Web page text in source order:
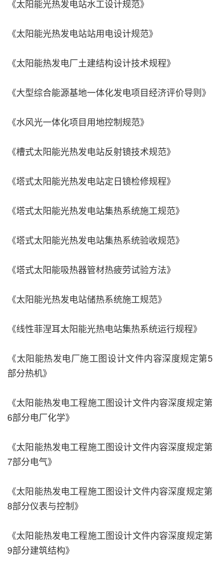
《太阳能光热发电站水工设计规范》
《太阳能光热发电站站用电设计规范》
《太阳能热发电厂土建结构设计技术规程》
《大型综合能源基地一体化发电项目经济评价导则》
《水风光一体化项目用地控制规范》
《槽式太阳能光热发电站反射镜技术规范》
《塔式太阳能光热发电站定日镜检修规程》
《塔式太阳能光热发电站集热系统施工规范》
《塔式太阳能光热发电站集热系统验收规范》
《塔式太阳能吸热器管材热疲劳试验方法》
《太阳能光热发电站储热系统施工规范》
《线性菲涅耳太阳能光热电站集热系统运行规程》
《太阳能热发电厂施工图设计文件内容深度规定第5
部分热机》
《太阳能热发电工程施工图设计文件内容深度规定第
6部分电厂化学》
《太阳能热发电工程施工图设计文件内容深度规定第
7部分电气》
《太阳能热发电工程施工图设计文件内容深度规定第
8部分仪表与控制》
《太阳能热发电工程施工图设计文件内容深度规定第
9部分建筑结构》